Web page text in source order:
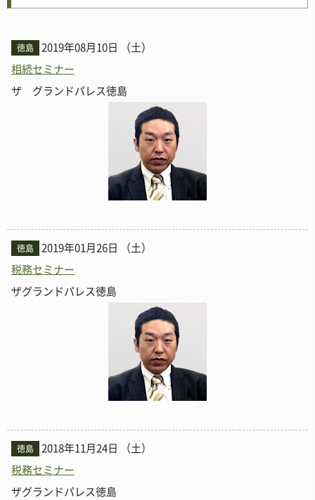
徳島
2019年08月10日 （土）
相続セミナー
ザ グランドパレス徳島
徳島
2019年01月26日 （土）
税務セミナー
ザグランドパレス徳島
徳島
2018年11月24日 （土）
税務セミナー
ザグランドパレス徳島